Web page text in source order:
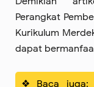
Perangkat
Kurikulum
dapat
Baca juga: